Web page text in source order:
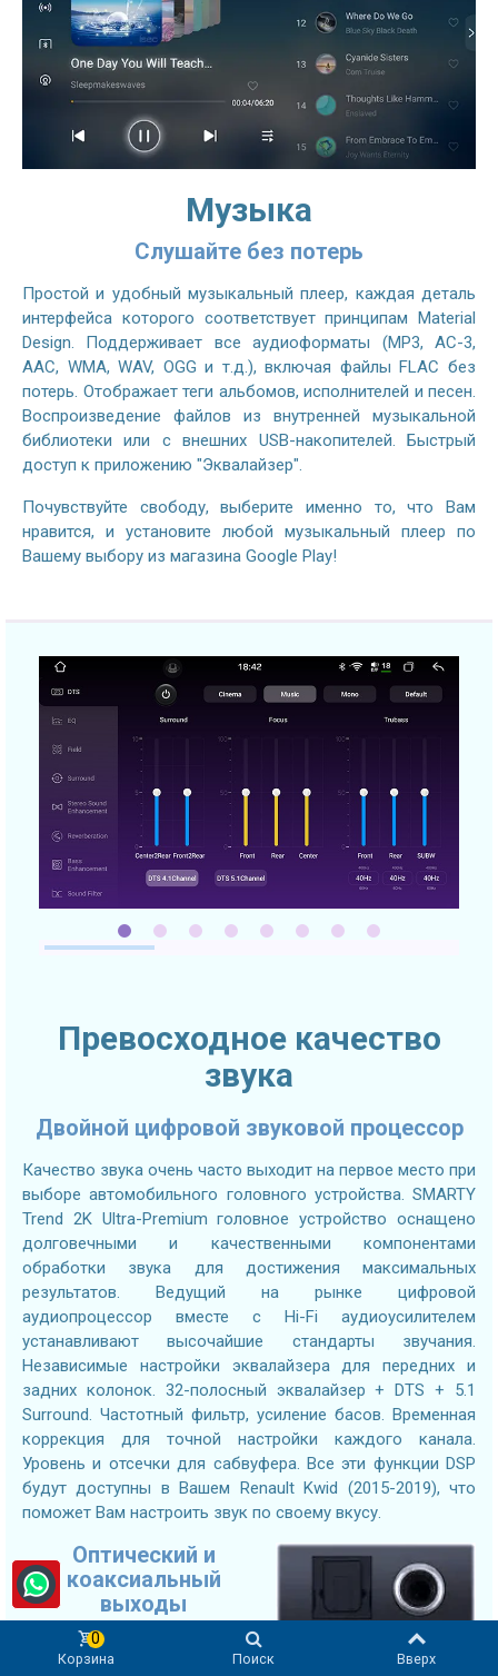
Музыка
Слушайте без потерь
Простой и удобный музыкальный плеер, каждая деталь
интерфейса которого соответствует принципам Material
Design. Поддерживает все аудиоформаты (MP3, AC-3,
AAC, WMA, WAV, OGG и т.д.), включая файлы FLAC без
потерь. Отображает теги альбомов, исполнителей и песен.
Воспроизведение файлов из внутренней музыкальной
библиотеки или с внешних USB-накопителей. Быстрый
доступ к приложению "Эквалайзер".
Почувствуйте свободу, выберите именно то, что Вам
нравится, и установите любой музыкальный плеер по
Вашему выбору из магазина Google Play!
Превосходное качество
звука
Двойной цифровой звуковой процессор
Качество звука очень часто выходит на первое место при
выборе автомобильного головного устройства. SMARTY
Trend 2K Ultra-Premium головное устройство оснащено
долговечными и качественными компонентами
обработки звука для достижения максимальных
результатов. Ведущий на рынке цифровой
аудиопроцессор вместе с Hi-Fi аудиоусилителем
устанавливают высочайшие стандарты звучания.
Независимые настройки эквалайзера для передних и
задних колонок. 32-полосный эквалайзер + DTS + 5.1
Surround. Частотный фильтр, усиление басов. Временная
коррекция для точной настройки каждого канала.
Уровень и отсечки для сабвуфера. Все эти функции DSP
будут доступны в Вашем Renault Kwid (2015-2019), что
поможет Вам настроить звук по своему вкусу.
Оптический и
коаксиальный
выходы
Подключайте DSP-усилители
нового поколения с помощью оптического или
Корзина
0
Поиск Вверх